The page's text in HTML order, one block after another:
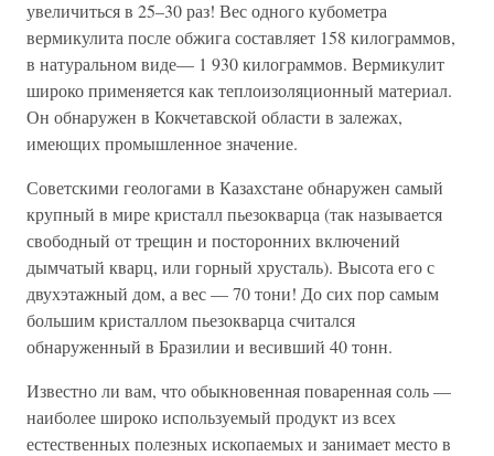
увеличиться в 25–30 раз! Вес одного кубометра
вермикулита после обжига составляет 158 килограммов,
в натуральном виде— 1 930 килограммов. Вермикулит
широко применяется как теплоизоляционный материал.
Он обнаружен в Кокчетавской области в залежах,
имеющих промышленное значение.
Советскими геологами в Казахстане обнаружен самый
крупный в мире кристалл пьезокварца (так называется
свободный от трещин и посторонних включений
дымчатый кварц, или горный хрусталь). Высота его с
двухэтажный дом, а вес — 70 тони! До сих пор самым
большим кристаллом пьезокварца считался
обнаруженный в Бразилии и весивший 40 тонн.
Известно ли вам, что обыкновенная поваренная соль —
наиболее широко используемый продукт из всех
естественных полезных ископаемых и занимает место в